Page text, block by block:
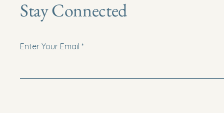
Stay Connected
Enter Your Email